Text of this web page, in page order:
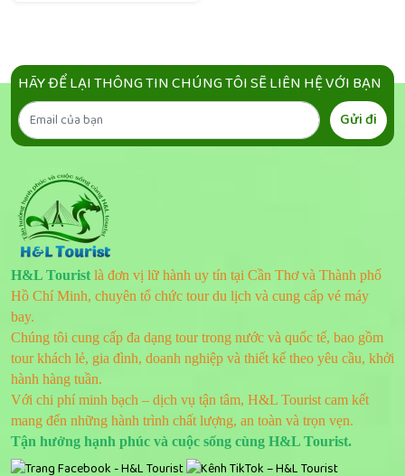
HÃY ĐỂ LẠI THÔNG TIN CHÚNG TÔI SẼ LIÊN HỆ VỚI BẠN
Gửi đi
H&L Tourist là đơn vị lữ hành uy tín tại Cần Thơ và Thành phố
Hồ Chí Minh, chuyên tổ chức tour du lịch và cung cấp vé máy
bay.
Chúng tôi cung cấp đa dạng tour trong nước và quốc tế, bao gồm
tour khách lẻ, gia đình, doanh nghiệp và thiết kế theo yêu cầu, khởi
hành hàng tuần.
Với chi phí minh bạch – dịch vụ tận tâm, H&L Tourist cam kết
mang đến những hành trình chất lượng, an toàn và trọn vẹn.
Tận hưởng hạnh phúc và cuộc sống cùng H&L Tourist.